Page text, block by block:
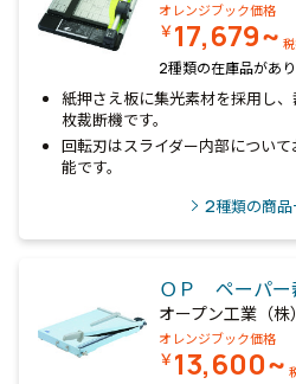
オレンジブック価格
￥17,679~
2種類の在庫品があ
紙押さえ板に集光素材を採用し
枚裁断機です。
回転刃はスライダー内部につい
能です。
2種類の商
ＯＰ ペーパー
オープン工業（株）
オレンジブック価格
￥13,600~